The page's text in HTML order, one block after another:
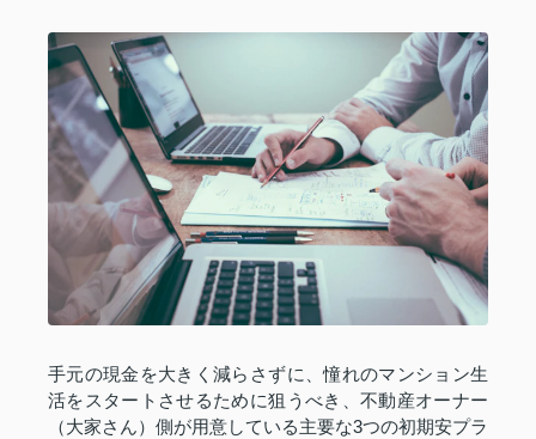
手元の現金を大きく減らさずに、憧れのマンション生
活をスタートさせるために狙うべき、不動産オーナー
（大家さん）側が用意している主要な3つの初期安プラ